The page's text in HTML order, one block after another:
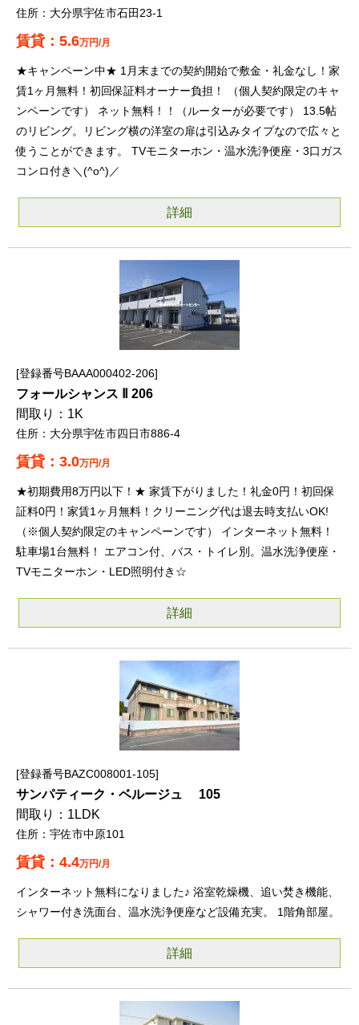
大分県宇佐市石田23-1
5.6万円/月
★キャンペーン中★ 1月末までの契約開始で敷金・礼金なし！家
賃1ヶ月無料！初回保証料オーナー負担！ （個人契約限定のキャ
ンペーンです） ネット無料！！（ルーターが必要です） 13.5帖
のリビング。リビング横の洋室の扉は引込みタイプなので広々と
使うことができます。 TVモニターホン・温水洗浄便座・3口ガス
コンロ付き＼(^o^)／
詳細
登録番号BAAA000402-206
フォールシャンス Ⅱ 206
1K
大分県宇佐市四日市886-4
3.0万円/月
★初期費用8万円以下！★ 家賃下がりました！礼金0円！初回保
証料0円！家賃1ヶ月無料！クリーニング代は退去時支払いOK!
（※個人契約限定のキャンペーンです） インターネット無料！
駐車場1台無料！ エアコン付、バス・トイレ別。温水洗浄便座・
TVモニターホン・LED照明付き☆
詳細
登録番号BAZC008001-105
サンパティーク・ベルージュ 105
1LDK
宇佐市中原101
4.4万円/月
インターネット無料になりました♪ 浴室乾燥機、追い焚き機能、
シャワー付き洗面台、温水洗浄便座など設備充実。 1階角部屋。
詳細